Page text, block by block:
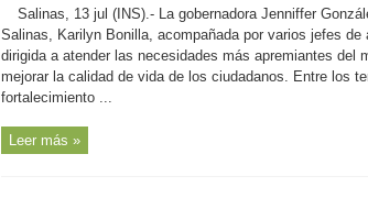
Rico-
Atiende
la
gobernadora
González
prioridades
de
Salinas, 13 jul (INS).- La gobernadora Jenniffer
Salinas, Karilyn Bonilla, acompañada por varios jefes
dirigida a atender las necesidades más apremiantes del
mejorar la calidad de vida de los ciudadanos. Entre los
fortalecimiento ...
Leer más »